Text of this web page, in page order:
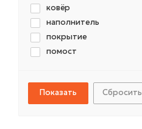
ковёр
наполнитель
покрытие
помост
Сбросить